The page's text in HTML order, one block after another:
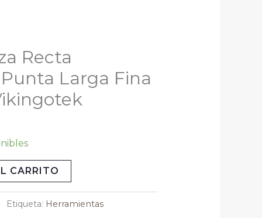
Recta
Larga Fina
precio
es:
CARRITO
Etiqueta: Herramientas